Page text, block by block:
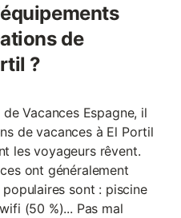
de
?
Vacances Espagne, il
de vacances à El Portil
les voyageurs rêvent.
ont généralement
sont : piscine
(50 %)... Pas mal